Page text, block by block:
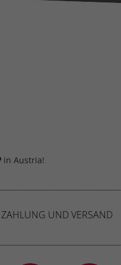
in Austria!
ZAHLUNG UND VERSAND
Impressum